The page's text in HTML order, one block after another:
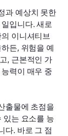
과 예상치 못한
입니다. 새로
이니셔티브
든, 위험을 예
, 근본적인 가
력이 매우 중
출물에 초점을
있는 요소를 능
다. 바로 그 점
마스터하
트 관리 마